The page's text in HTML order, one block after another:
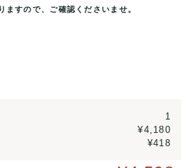
すので、ご確認くださいませ。
1
¥4,180
¥418